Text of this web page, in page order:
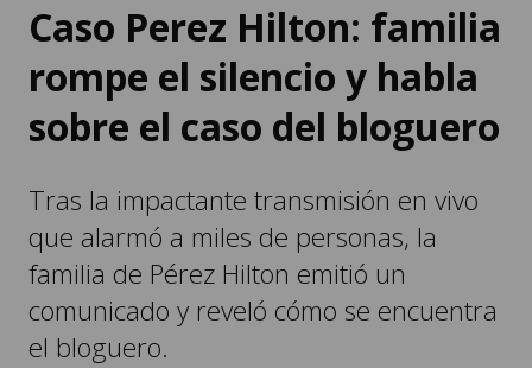
Caso Perez Hilton: familia
rompe el silencio y habla
sobre el caso del bloguero
Tras la impactante transmisión en vivo
que alarmó a miles de personas, la
familia de Pérez Hilton emitió un
comunicado y reveló cómo se encuentra
el bloguero.